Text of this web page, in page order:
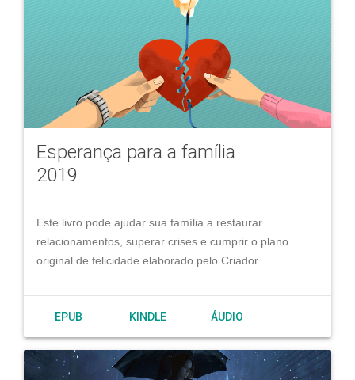
Esperança para a família
2019
Este livro pode ajudar sua família a restaurar
relacionamentos, superar crises e cumprir o plano
original de felicidade elaborado pelo Criador.
EPUB KINDLE ÁUDIO